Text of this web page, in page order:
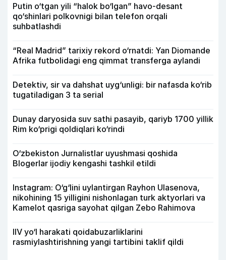
Putin o‘tgan yili “halok bo‘lgan” havo-desant
qo‘shinlari polkovnigi bilan telefon orqali
suhbatlashdi
“Real Madrid” tarixiy rekord o‘rnatdi: Yan Diomande
Afrika futbolidagi eng qimmat transferga aylandi
Detektiv, sir va dahshat uyg‘unligi: bir nafasda ko‘rib
tugatiladigan 3 ta serial
Dunay daryosida suv sathi pasayib, qariyb 1700 yillik
Rim ko‘prigi qoldiqlari ko‘rindi
O‘zbekiston Jurnalistlar uyushmasi qoshida
Blogerlar ijodiy kengashi tashkil etildi
Instagram: O‘g‘lini uylantirgan Rayhon Ulasenova,
nikohining 15 yilligini nishonlagan turk aktyorlari va
Kamelot qasriga sayohat qilgan Zebo Rahimova
IIV yo‘l harakati qoidabuzarliklarini
rasmiylashtirishning yangi tartibini taklif qildi